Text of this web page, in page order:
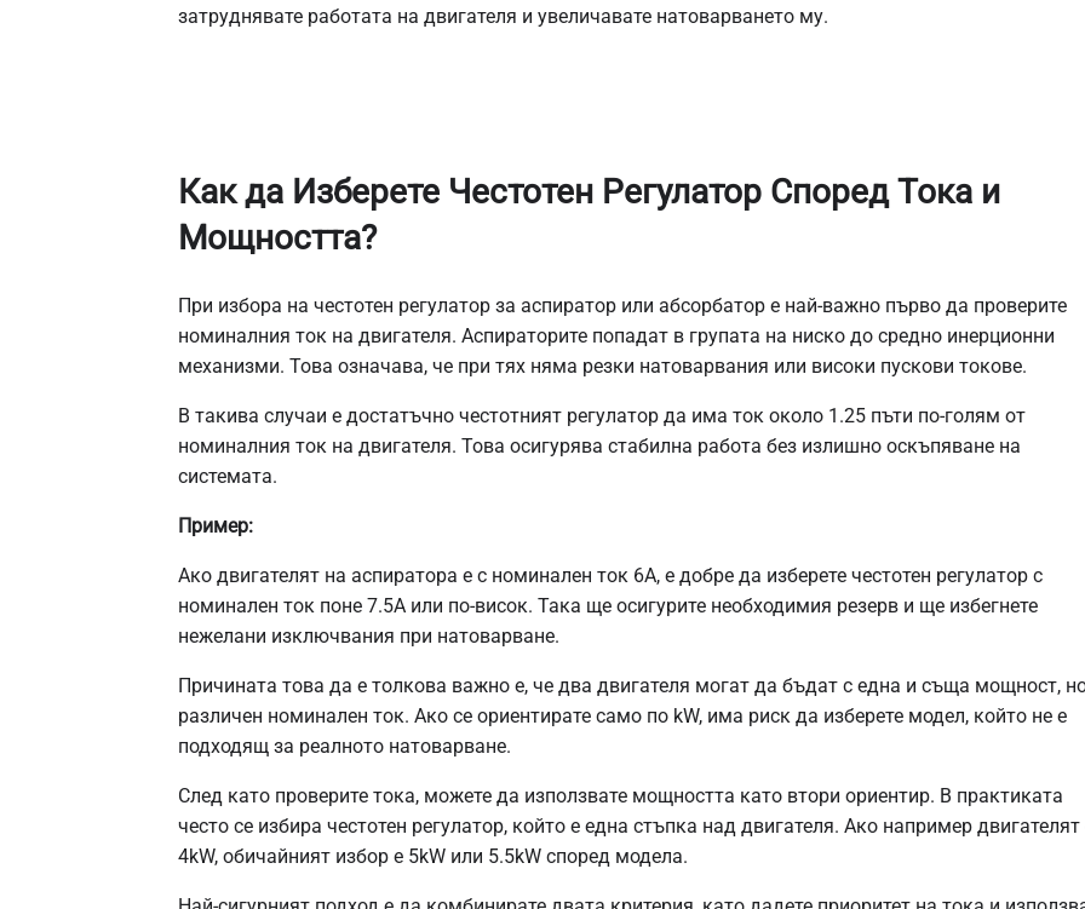
затруднявате работата на двигателя и увеличавате натоварването му.
Как да Изберете Честотен Регулатор Според Тока и
Мощността?
При избора на честотен регулатор за аспиратор или абсорбатор е най-важно първо да проверите
номиналния ток на двигателя. Аспираторите попадат в групата на ниско до средно инерционни
механизми. Това означава, че при тях няма резки натоварвания или високи пускови токове.
В такива случаи е достатъчно честотният регулатор да има ток около 1.25 пъти по-голям от
номиналния ток на двигателя. Това осигурява стабилна работа без излишно оскъпяване на
системата.
Пример:
Ако двигателят на аспиратора е с номинален ток 6A, е добре да изберете честотен регулатор с
номинален ток поне 7.5A или по-висок. Така ще осигурите необходимия резерв и ще избегнете
нежелани изключвания при натоварване.
Причината това да е толкова важно е, че два двигателя могат да бъдат с една и съща мощност,
различен номинален ток. Ако се ориентирате само по kW, има риск да изберете модел, който не е
подходящ за реалното натоварване.
След като проверите тока, можете да използвате мощността като втори ориентир. В практиката
често се избира честотен регулатор, който е една стъпка над двигателя. Ако например двигателят
4kW, обичайният избор е 5kW или 5.5kW според модела.